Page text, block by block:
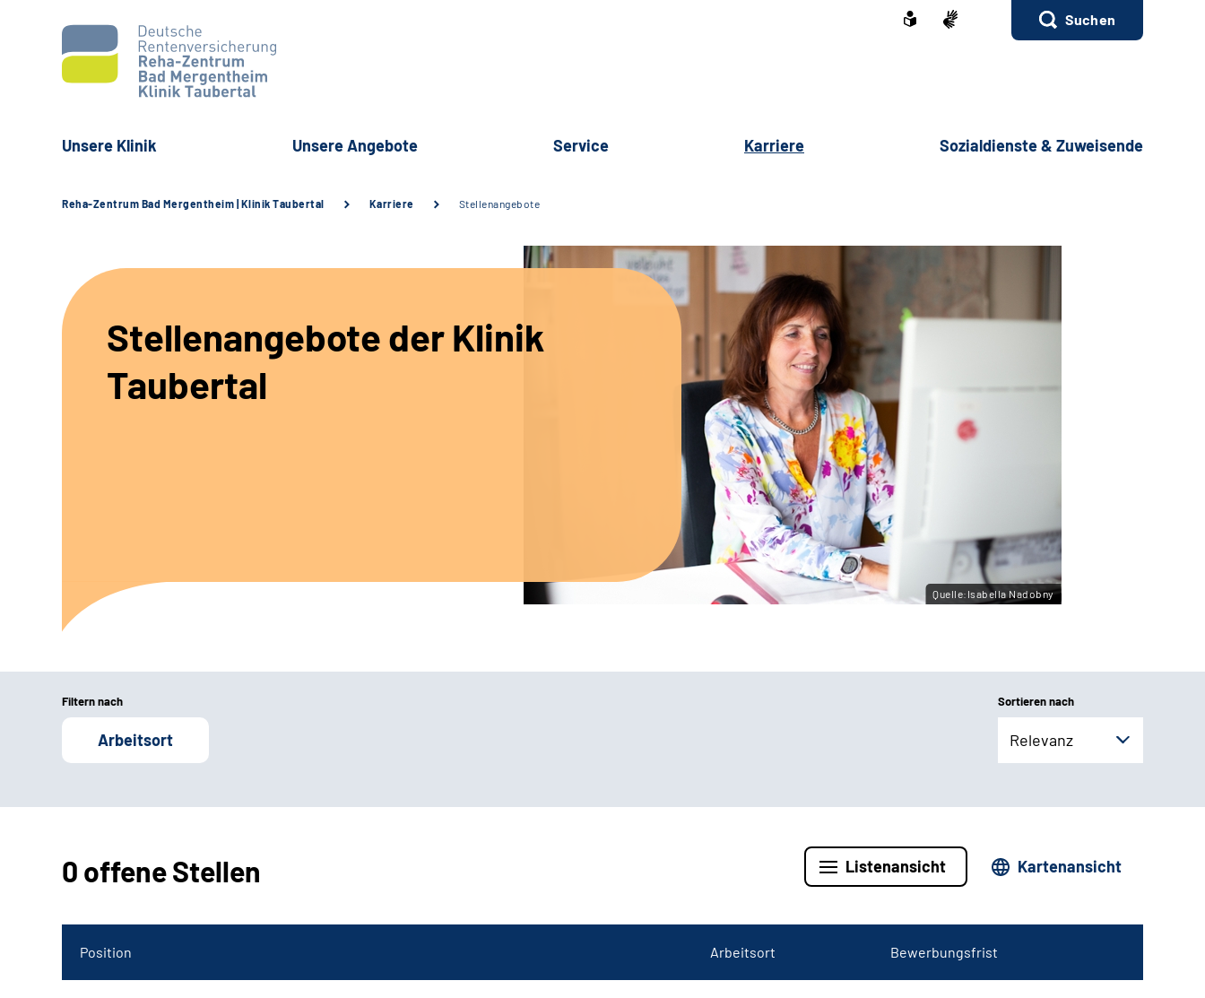
Suchen
Unsere Klinik Unsere Angebote Service Karriere Sozialdienste & Zuweisende
Reha-Zentrum Bad Mergentheim | Klinik Taubertal Karriere Stellenangebote
Stellenangebote der Klinik
Taubertal
Quelle:Isabella Nadobny
Filtern nach
Arbeitsort
Sortieren nach
Relevanz
0 offene Stellen Listenansicht Kartenansicht
Position Arbeitsort Bewerbungsfrist